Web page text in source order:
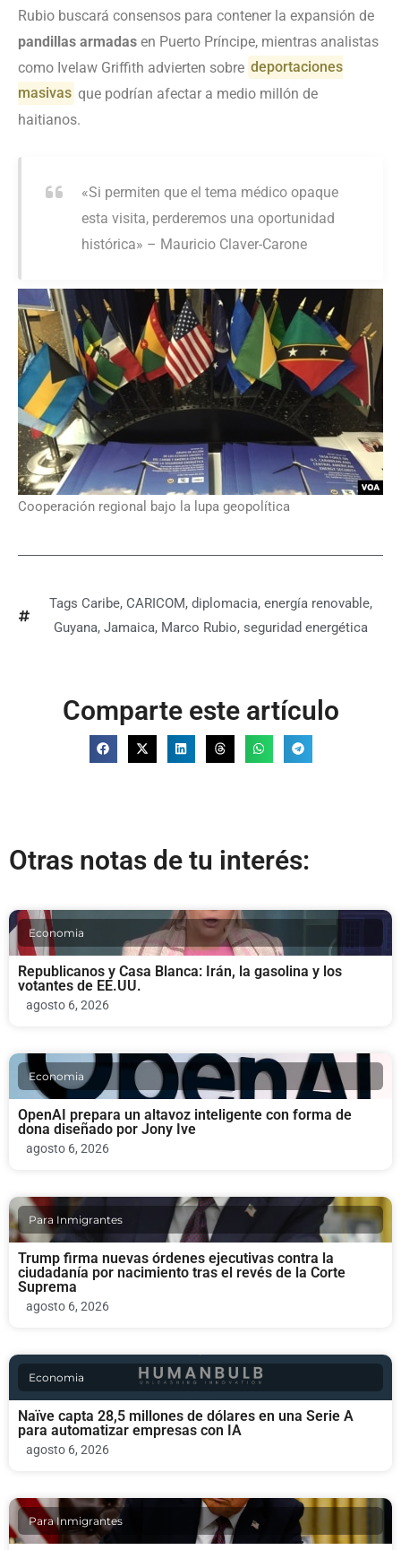
Rubio buscará consensos para contener la expansión de
pandillas armadas en Puerto Príncipe, mientras analistas
como Ivelaw Griffith advierten sobre deportaciones
masivas que podrían afectar a medio millón de
haitianos.
«Si permiten que el tema médico opaque
esta visita, perderemos una oportunidad
histórica» – Mauricio Claver-Carone
Cooperación regional bajo la lupa geopolítica
Tags Caribe, CARICOM, diplomacia, energía renovable,
Guyana, Jamaica, Marco Rubio, seguridad energética
Comparte este artículo
Otras notas de tu interés:
Economia
Republicanos y Casa Blanca: Irán, la gasolina y los
votantes de EE.UU.
agosto 6, 2026
Economia
OpenAI prepara un altavoz inteligente con forma de
dona diseñado por Jony Ive
agosto 6, 2026
Para Inmigrantes
Trump firma nuevas órdenes ejecutivas contra la
ciudadanía por nacimiento tras el revés de la Corte
Suprema
agosto 6, 2026
Economia
Naïve capta 28,5 millones de dólares en una Serie A
para automatizar empresas con IA
agosto 6, 2026
Para Inmigrantes